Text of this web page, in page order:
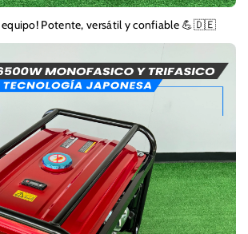
equipo! Potente, versátil y confiable 💪🇩🇪